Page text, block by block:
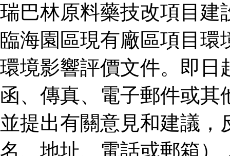
瑞巴林原料藥技改項目建
臨海園區現有廠區項目環
環境影響評價文件。即日
函、傳真、電子郵件或
並提出有關意見和建議
名、地址、電話或郵箱）